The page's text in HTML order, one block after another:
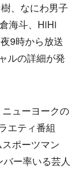
、なにわ男子
海斗、HiHi
9時から放送
ルの詳細が発
ューヨークの
エティ番組
ポーツマン
ー率いる芸人